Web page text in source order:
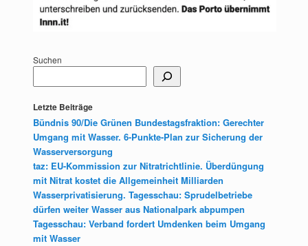
Suchen
Letzte Beiträge
Bündnis 90/Die Grünen Bundestagsfraktion: Gerechter
Umgang mit Wasser. 6-Punkte-Plan zur Sicherung der
Wasserversorgung
taz: EU-Kommission zur Nitratrichtlinie. Überdüngung
mit Nitrat kostet die Allgemeinheit Milliarden
Wasserprivatisierung. Tagesschau: Sprudelbetriebe
dürfen weiter Wasser aus Nationalpark abpumpen
Tagesschau: Verband fordert Umdenken beim Umgang
mit Wasser